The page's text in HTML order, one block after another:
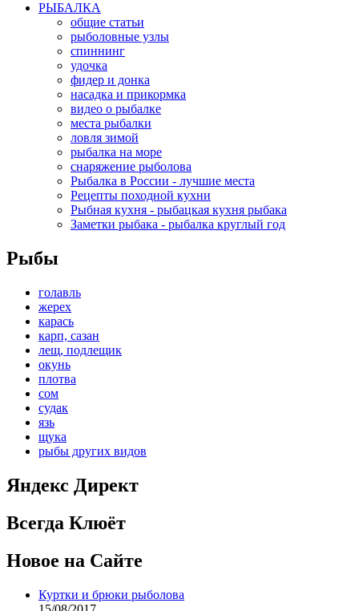
РЫБАЛКА
общие статьи
рыболовные узлы
спиннинг
удочка
фидер и донка
насадка и прикормка
видео о рыбалке
места рыбалки
ловля зимой
рыбалка на море
снаряжение рыболова
Рыбалка в России - лучшие места
Рецепты походной кухни
Рыбная кухня - рыбацкая кухня рыбака
Заметки рыбака - рыбалка круглый год
Рыбы
голавль
жерех
карась
карп, сазан
лещ, подлещик
окунь
плотва
сом
судак
язь
щука
рыбы других видов
Яндекс Директ
Всегда Клюёт
Новое на Сайте
Куртки и брюки рыболова